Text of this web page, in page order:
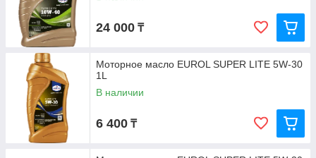
24 000 ₸
Моторное масло EUROL SUPER LITE 5W-30
1L
В наличии
6 400 ₸